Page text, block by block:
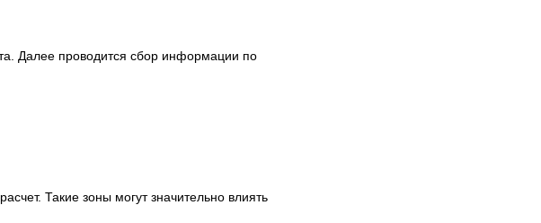
Далее проводится сбор информации по
Такие зоны могут значительно влиять